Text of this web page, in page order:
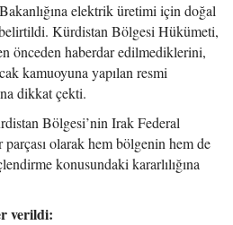
elektrik üretimi için doğal
belirtildi. Kürdistan Bölgesi Hükümeti,
önceden haberdar edilmediklerini,
kamuoyuna yapılan resmi
dikkat çekti.
Bölgesi’nin Irak Federal
olarak hem bölgenin hem de
konusundaki kararlılığına
verildi: